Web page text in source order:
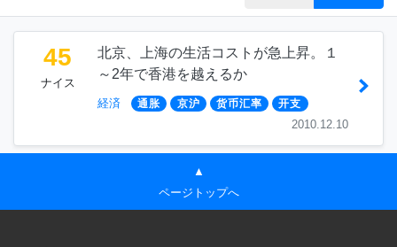
45
ナイス
北京、上海の生活コストが急上昇。１
～2年で香港を越えるか
経済 通胀 京沪 货币汇率 开支
2010.12.10
▲
ページトップへ